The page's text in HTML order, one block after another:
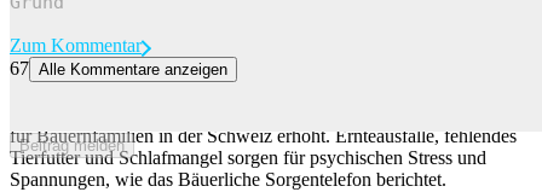
Beitrag melden
Zum Kommentar
67 Alle Kommentare anzeigen
für Bauernfamilien in der Schweiz erhöht. Ernteausfälle, fehlendes
Tierfutter und Schlafmangel sorgen für psychischen Stress und
Spannungen, wie das Bäuerliche Sorgentelefon berichtet.